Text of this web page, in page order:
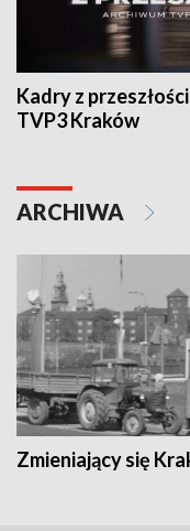
Kadry z
TVP3 Kraków
ARCHIWA
Zmieniający się